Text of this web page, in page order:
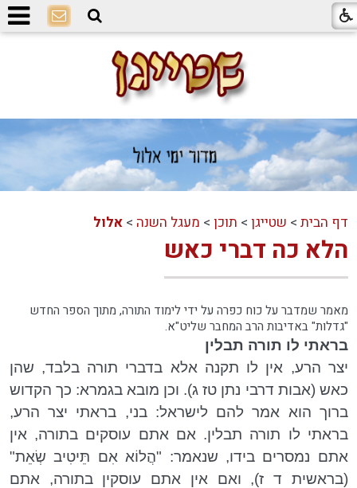
דף הבית > שטייגן > תוכן > מעגל השנה >אלול
הלא כה דברי כאש
מאמר שמדבר על כוח כפרה על ידי לימוד התורה, מתוך הספר החדש
"גדלות" באדיבות הרב המחבר שליט"א.
בראתי לו תורה תבלין
יצר הרע, אין לו תקנה אלא בדברי תורה בלבד, שהן
כאש (אבות דרבי נתן טז ג). וכן מובא בגמרא: כך הקדוש
ברוך הוא אמר להם לישראל: בני, בראתי יצר הרע,
בראתי לו תורה תבלין. אם אתם עוסקים בתורה, אין
אתם נמסרים בידו, שנאמר: "הֲלוֹא אִם תֵּיטִיב שְׂאֵת"
(בראשית ד ז), ואם אין אתם עוסקין בתורה, אתם